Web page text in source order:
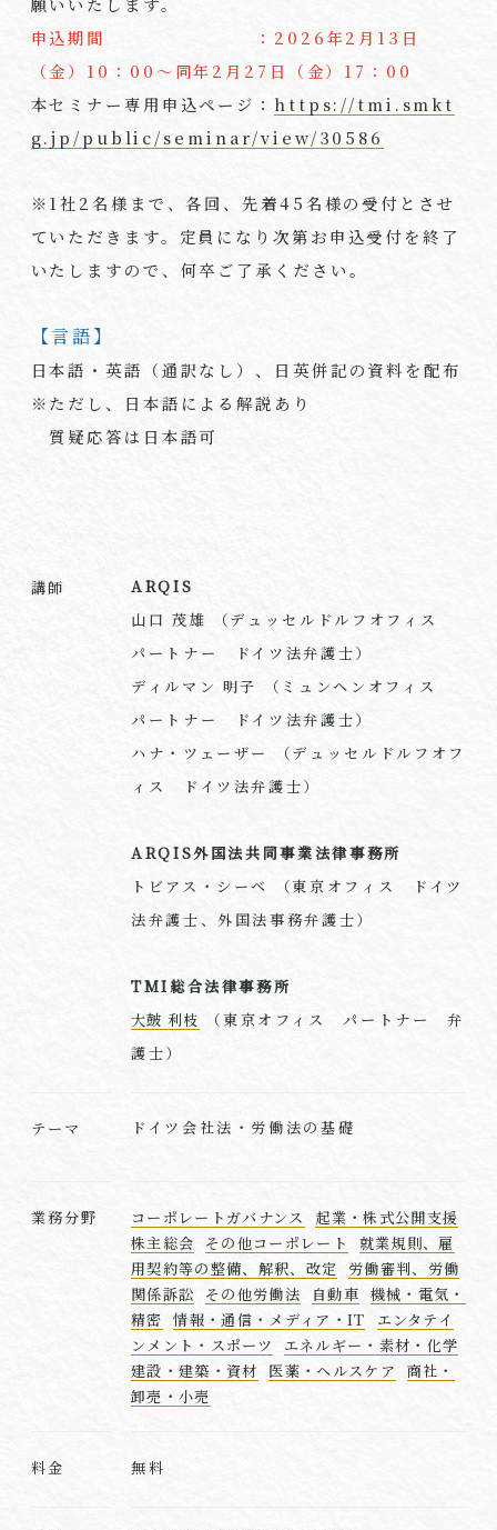
申込期間 ：2026年2 月 13 日
（金） 10 ： 00 ～同年2 月 27 日（金）17：00
本セミナー専用申込ページ： https://tmi.smkt
g.jp/public/seminar/view/30586
※1社2名様まで、各回、先着45名様の受付とさせ
ていただきます。定員になり次第お申込受付を終了
いたしますので、何卒ご了承ください。
【言語】
日本語・英語（通訳なし）、日英併記の資料を配布
※ただし、日本語による解説あり
質疑応答は日本語可
講師
ARQIS
山口 茂雄 （デュッセルドルフオフィス
パートナー ドイツ法弁護士）
ディルマン 明子 （ミュンヘンオフィス
パートナー ドイツ法弁護士）
ハナ・ツェーザー （デュッセルドルフオフ
ィス ドイツ法弁護士）
ARQIS外国法共同事業法律事務所
トビアス・シーベ （東京オフィス ドイツ
法弁護士、外国法事務弁護士）
TMI総合法律事務所
大皷 利枝 （東京オフィス パートナー 弁
護士）
テーマ ドイツ会社法・労働法の基礎
業務分野 コーポレートガバナンス
起業・株式公開支援
株主総会
その他コーポレート
就業規則、雇
用契約等の整備、解釈、改定 労働審判、労働
関係訴訟
その他労働法 自動車 機械・電気・
精密
情報・通信・メディア・IT
エンタテイ
ンメント・スポーツ
エネルギー・素材・化学
建設・建築・資材
医薬・ヘルスケア
商社・
卸売・小売
料金 無料